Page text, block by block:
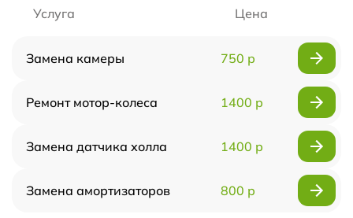
Услуга Цена
Замена камеры 750 р
Ремонт мотор-колеса 1400 р
Замена датчика холла 1400 р
Замена амортизаторов 800 р